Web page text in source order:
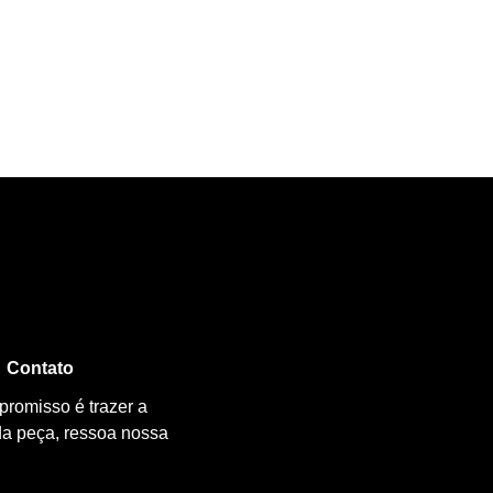
Contato
é trazer a
peça, ressoa nossa